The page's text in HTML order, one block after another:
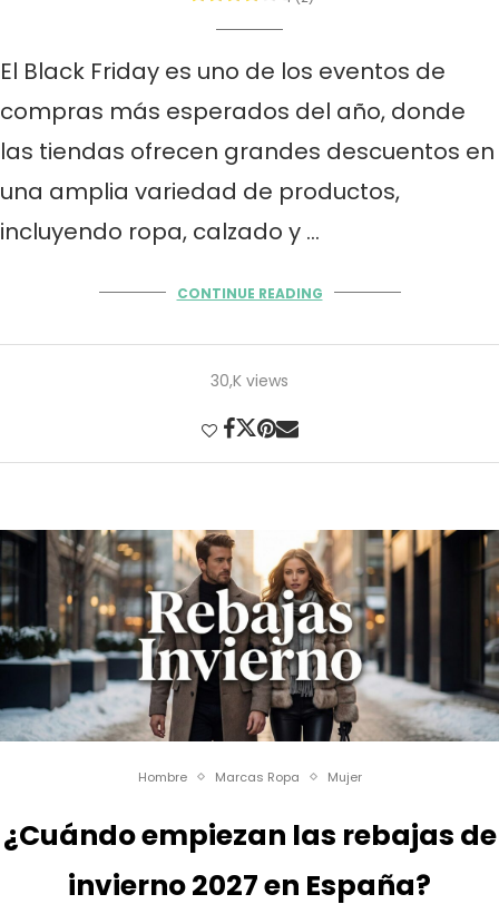
El Black Friday es uno de los eventos de
compras más esperados del año, donde
las tiendas ofrecen grandes descuentos en
una amplia variedad de productos,
incluyendo ropa, calzado y …
CONTINUE READING
30,K views
Hombre Marcas Ropa Mujer
¿Cuándo empiezan las rebajas de
invierno 2027 en España?